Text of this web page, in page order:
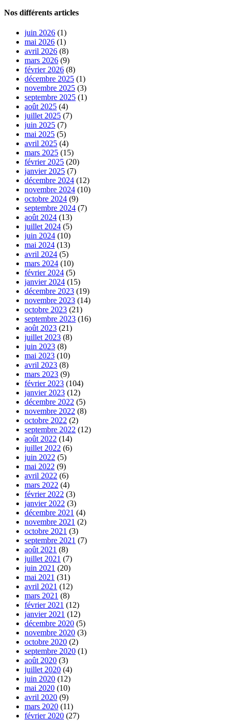
Nos différents articles
juin 2026 (1)
mai 2026 (1)
avril 2026 (8)
mars 2026 (9)
février 2026 (8)
décembre 2025 (1)
novembre 2025 (3)
septembre 2025 (1)
août 2025 (4)
juillet 2025 (7)
juin 2025 (7)
mai 2025 (5)
avril 2025 (4)
mars 2025 (15)
février 2025 (20)
janvier 2025 (7)
décembre 2024 (12)
novembre 2024 (10)
octobre 2024 (9)
septembre 2024 (7)
août 2024 (13)
juillet 2024 (5)
juin 2024 (10)
mai 2024 (13)
avril 2024 (5)
mars 2024 (10)
février 2024 (5)
janvier 2024 (15)
décembre 2023 (19)
novembre 2023 (14)
octobre 2023 (21)
septembre 2023 (16)
août 2023 (21)
juillet 2023 (8)
juin 2023 (8)
mai 2023 (10)
avril 2023 (8)
mars 2023 (9)
février 2023 (104)
janvier 2023 (12)
décembre 2022 (5)
novembre 2022 (8)
octobre 2022 (2)
septembre 2022 (12)
août 2022 (14)
juillet 2022 (6)
juin 2022 (5)
mai 2022 (9)
avril 2022 (6)
mars 2022 (4)
février 2022 (3)
janvier 2022 (3)
décembre 2021 (4)
novembre 2021 (2)
octobre 2021 (3)
septembre 2021 (7)
août 2021 (8)
juillet 2021 (7)
juin 2021 (20)
mai 2021 (31)
avril 2021 (12)
mars 2021 (8)
février 2021 (12)
janvier 2021 (12)
décembre 2020 (5)
novembre 2020 (3)
octobre 2020 (2)
septembre 2020 (1)
août 2020 (3)
juillet 2020 (4)
juin 2020 (12)
mai 2020 (10)
avril 2020 (9)
mars 2020 (11)
février 2020 (27)